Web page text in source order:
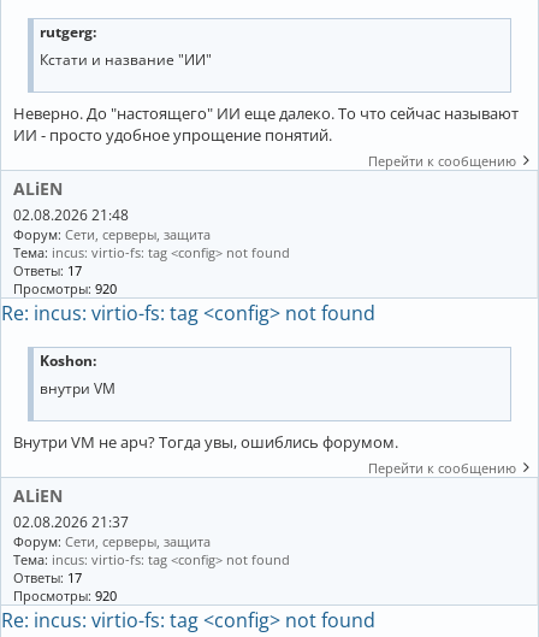
rutgerg:
Кстати и название "ИИ"
Неверно. До "настоящего" ИИ еще далеко. То что сейчас называют
ИИ - просто удобное упрощение понятий.
Перейти к сообщению
ALiEN
02.08.2026 21:48
Форум: Сети, серверы, защита
Тема: incus: virtio-fs: tag <config> not found
Ответы: 17
Просмотры: 920
Re: incus: virtio-fs: tag <config> not found
Koshon:
внутри VM
Внутри VM не арч? Тогда увы, ошиблись форумом.
Перейти к сообщению
ALiEN
02.08.2026 21:37
Форум: Сети, серверы, защита
Тема: incus: virtio-fs: tag <config> not found
Ответы: 17
Просмотры: 920
Re: incus: virtio-fs: tag <config> not found